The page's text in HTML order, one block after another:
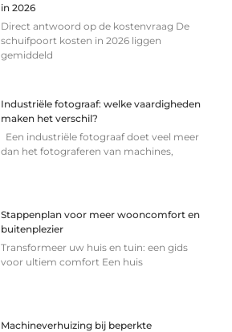
in 2026
Direct antwoord op de kostenvraag De
schuifpoort kosten in 2026 liggen
gemiddeld
Industriële fotograaf: welke vaardigheden
maken het verschil?
Een industriële fotograaf doet veel meer
dan het fotograferen van machines,
Stappenplan voor meer wooncomfort en
buitenplezier
Transformeer uw huis en tuin: een gids
voor ultiem comfort Een huis
Machineverhuizing bij beperkte